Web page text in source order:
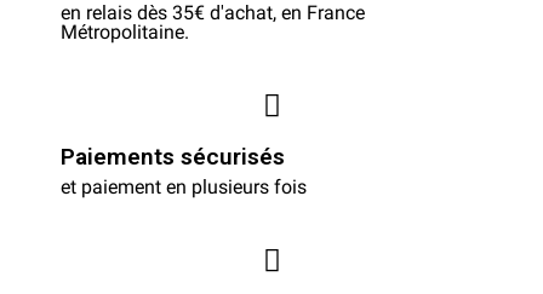
en relais dès 35€ d'achat, en France
Métropolitaine.
Paiements sécurisés
et paiement en plusieurs fois